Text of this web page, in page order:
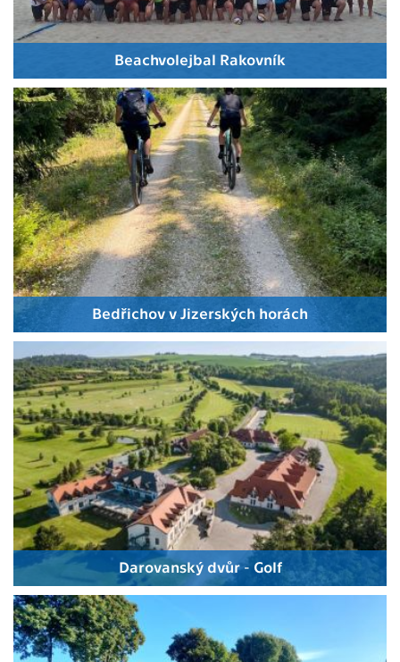
Beachvolejbal Rakovník
Bedřichov v Jizerských horách
Darovanský dvůr - Golf